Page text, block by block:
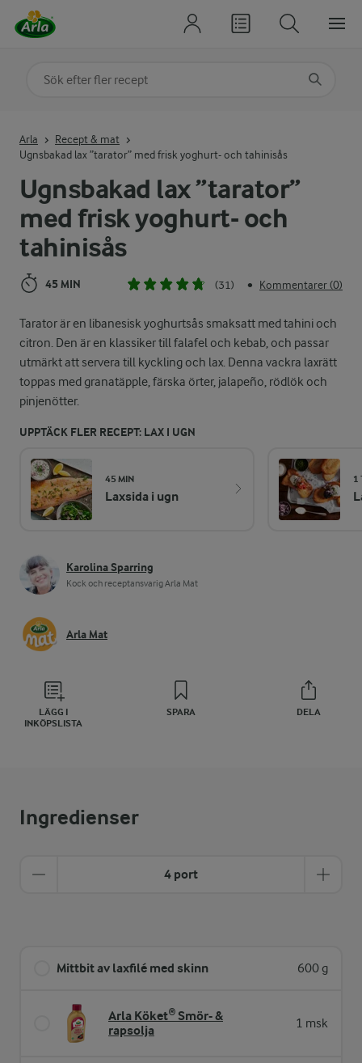
Ugnsbakad lax ”tarator”
med frisk yoghurt- och
tahinisås
45 MIN (31) • Kommentarer (0)
Tarator är en libanesisk yoghurtsås smaksatt med tahini och
citron. Den är en klassiker till falafel och kebab, och passar
utmärkt att servera till kyckling och lax. Denna vackra laxrätt
toppas med granatäpple, färska örter, jalapeño, rödlök och
pinjenötter.
UPPTÄCK FLER RECEPT: LAX I UGN
45 MIN
Laxsida i ugn
1
Karolina Sparring
Kock och receptansvarig Arla Mat
Arla Mat
LÄGG I
INKÖPSLISTA
SPARA DELA
Arla
Recept & mat
Ugnsbakad lax ”tarator” med frisk yoghurt- och tahinisås
Ingredienser
4 port
Mittbit av laxfilé med skinn 600 g
Arla Köket® Smör- &
rapsolja
1 msk
Sök på kategori eller ingrediens